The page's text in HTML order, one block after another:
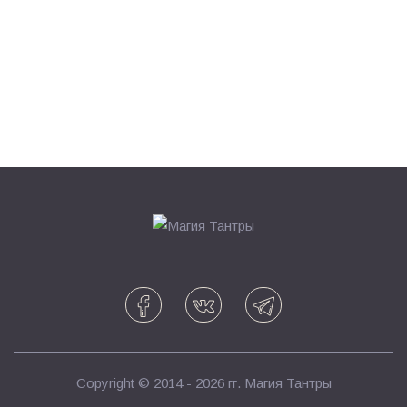
Copyright © 2014 - 2026 гг. Магия Тантры